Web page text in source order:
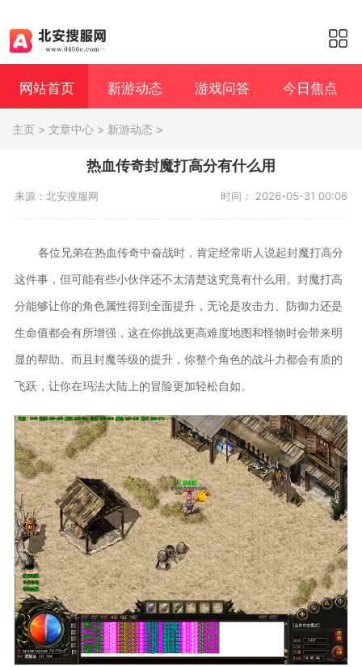
网站首页 新游动态 游戏问答 今日焦点
主页 > 文章中心 > 新游动态 >
热血传奇封魔打高分有什么用
来源：北安搜服网 时间： 2026-05-31 00:06
各位兄弟在热血传奇中奋战时，肯定经常听人说起封魔打高分
这件事，但可能有些小伙伴还不太清楚这究竟有什么用。封魔打高
分能够让你的角色属性得到全面提升，无论是攻击力、防御力还是
生命值都会有所增强，这在你挑战更高难度地图和怪物时会带来明
显的帮助。而且封魔等级的提升，你整个角色的战斗力都会有质的
飞跃，让你在玛法大陆上的冒险更加轻松自如。